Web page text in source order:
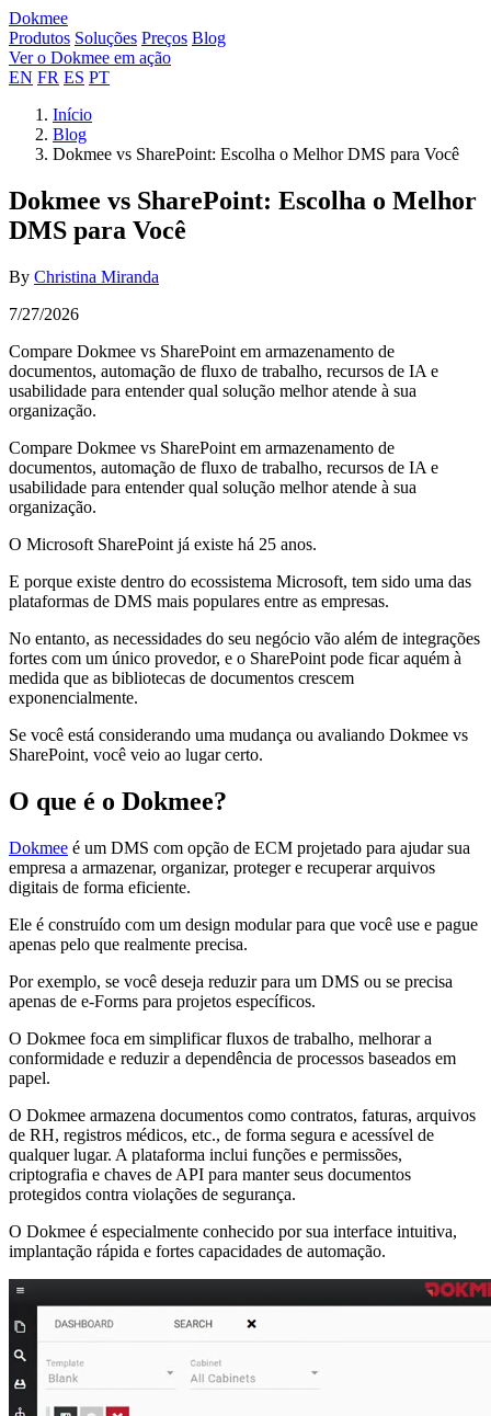
Dokmee
Produtos Soluções Preços Blog
Ver o Dokmee em ação
EN FR ES PT
Início
Blog
Dokmee vs SharePoint: Escolha o Melhor DMS para Você
Dokmee vs SharePoint: Escolha o Melhor
DMS para Você
By Christina Miranda
7/27/2026
Compare Dokmee vs SharePoint em armazenamento de
documentos, automação de fluxo de trabalho, recursos de IA e
usabilidade para entender qual solução melhor atende à sua
organização.
Compare Dokmee vs SharePoint em armazenamento de
documentos, automação de fluxo de trabalho, recursos de IA e
usabilidade para entender qual solução melhor atende à sua
organização.
O Microsoft SharePoint já existe há 25 anos.
E porque existe dentro do ecossistema Microsoft, tem sido uma das
plataformas de DMS mais populares entre as empresas.
No entanto, as necessidades do seu negócio vão além de integrações
fortes com um único provedor, e o SharePoint pode ficar aquém à
medida que as bibliotecas de documentos crescem
exponencialmente.
Se você está considerando uma mudança ou avaliando Dokmee vs
SharePoint, você veio ao lugar certo.
O que é o Dokmee?
Dokmee é um DMS com opção de ECM projetado para ajudar sua
empresa a armazenar, organizar, proteger e recuperar arquivos
digitais de forma eficiente.
Ele é construído com um design modular para que você use e pague
apenas pelo que realmente precisa.
Por exemplo, se você deseja reduzir para um DMS ou se precisa
apenas de e-Forms para projetos específicos.
O Dokmee foca em simplificar fluxos de trabalho, melhorar a
conformidade e reduzir a dependência de processos baseados em
papel.
O Dokmee armazena documentos como contratos, faturas, arquivos
de RH, registros médicos, etc., de forma segura e acessível de
qualquer lugar. A plataforma inclui funções e permissões,
criptografia e chaves de API para manter seus documentos
protegidos contra violações de segurança.
O Dokmee é especialmente conhecido por sua interface intuitiva,
implantação rápida e fortes capacidades de automação.